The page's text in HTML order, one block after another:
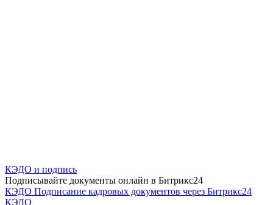
КЭДО и подпись
Подписывайте документы онлайн в Битрикс24
КЭДО Подписание кадровых документов через Битрикс24
КЭДО